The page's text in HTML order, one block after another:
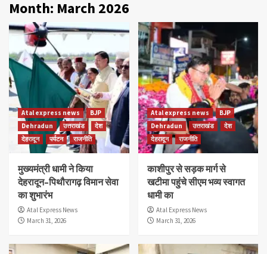
Month: March 2026
Atal express news
BJP
Dehradun
उत्तराखंड
देश
देहरादून
पर्यटन राजनीति
मुख्यमंत्री धामी ने किया
देहरादून–पिथौरागढ़ विमान सेवा
का शुभारंभ
Atal Express News
March 31, 2026
Atal express news
BJP
Dehradun
उत्तराखंड
देश
देहरादून
राजनीति
काशीपुर से सड़क मार्ग से
खटीमा पहुंचे सीएम भव्य स्वागत
धामी का
Atal Express News
March 31, 2026